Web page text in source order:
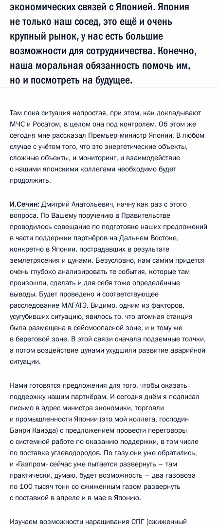
экономических связей с Японией. Япония
не только наш сосед, это ещё и очень
крупный рынок, у нас есть большие
возможности для сотрудничества. Конечно,
наша моральная обязанность помочь им,
но и посмотреть на будущее.
Там пока ситуация непростая, при этом, как докладывают
МЧС и Росатом, в целом она под контролем. Об этом же
сегодня мне рассказал Премьер-министр Японии. В любом
случае с учётом того, что это энергетические объекты,
сложные объекты, и мониторинг, и взаимодействие
с нашими японскими коллегами необходимо будет
продолжить.
И.Сечин: Дмитрий Анатольевич, начну как раз с этого
вопроса. По Вашему поручению в Правительстве
проводилось совещание по подготовке наших предложений
в части поддержки партнёров на Дальнем Востоке,
конкретно в Японии, пострадавших в результате
землетрясения и цунами. Безусловно, нам самим придется
очень глубоко анализировать те события, которые там
произошли, сделать и для себя тоже определённые
выводы. Будет проведено и соответствующее
расследование МАГАТЭ. Видимо, одним из факторов,
усугубивших ситуацию, явилось то, что атомная станция
была размещена в сейсмоопасной зоне, и к тому же
в береговой зоне. В этой связи сначала подземные толчки,
а потом воздействие цунами ухудшили развитие аварийной
ситуации.
Нами готовятся предложения для того, чтобы оказать
поддержку нашим партнёрам. И сегодня днём я подписал
письмо в адрес министра экономики, торговли
и промышленности Японии (это мой коллега, господин
Банри Каиэда) с предложением провести переговоры
о системной работе по оказанию поддержки, в том числе
по поставке углеводородов. По газу они уже обратились,
и «Газпром» сейчас уже пытается развернуть – там
практически, думаю, будет возможность – два газовоза
по 100 тысяч тонн со сжиженным газом развернуть
с поставкой в апреле и в мае в Японию.
Изучаем возможности наращивания СПГ [сжиженный